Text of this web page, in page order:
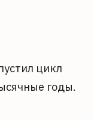
цикл
годы.